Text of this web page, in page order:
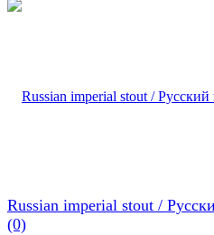
Russian imperial stout /
(0)